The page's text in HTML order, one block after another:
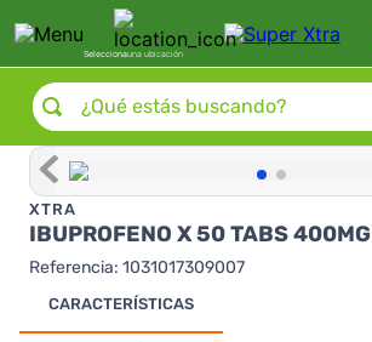
Seleccionauna ubicación
¿Qué estás buscando?
XTRA
IBUPROFENO X 50 TABS 400MG
Referencia: 1031017309007
CARACTERÍSTICAS